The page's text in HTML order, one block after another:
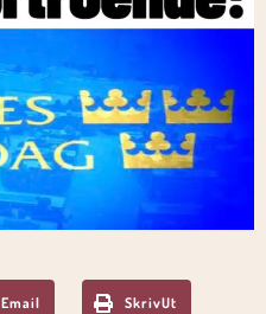
Email SkrivUt